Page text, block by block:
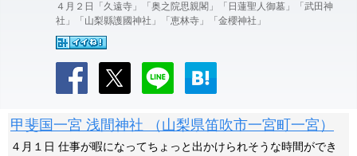
４月２日「久遠寺」「奥之院思親閣」「日蓮聖人御墓」「武田神
社」「山梨縣護國神社」「恵林寺」「金櫻神社」
甲斐国一宮 浅間神社 （山梨県笛吹市一宮町一宮）
４月１日 仕事が暇になってちょっと出かけられそうな時間ができ